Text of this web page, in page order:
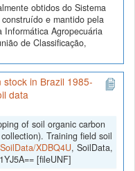
obtidos do Sistema
e mantido pela
Informática Agropecuária
de Classificação,
in Brazil 1985-
data
of soil organic carbon
Training field soil
XDBQ4U, SoilData,
[fileUNF]